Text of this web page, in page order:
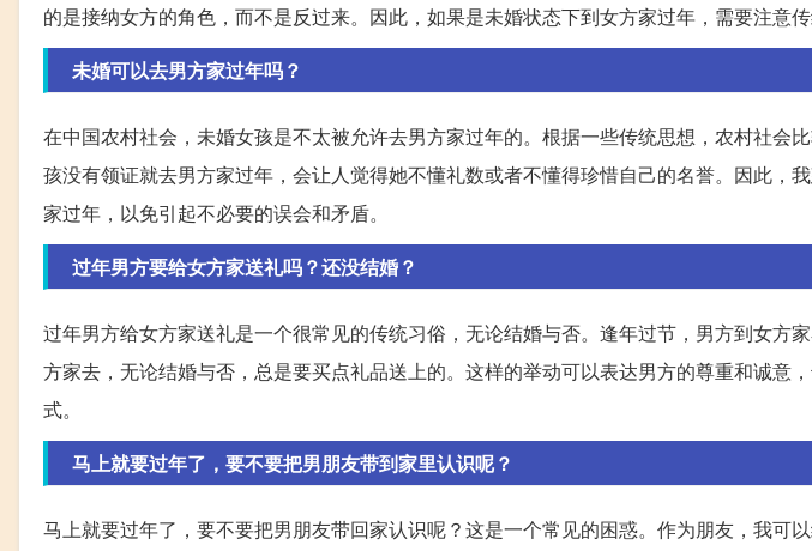
的是接纳女方的角色，而不是反过来。因此，如果是未婚状态下到女方家过年，需要注意传
未婚可以去男方家过年吗？
在中国农村社会，未婚女孩是不太被允许去男方家过年的。根据一些传统思想，农村社会
孩没有领证就去男方家过年，会让人觉得她不懂礼数或者不懂得珍惜自己的名誉。因此，
家过年，以免引起不必要的误会和矛盾。
过年男方要给女方家送礼吗？还没结婚？
过年男方给女方家送礼是一个很常见的传统习俗，无论结婚与否。逢年过节，男方到女方
方家去，无论结婚与否，总是要买点礼品送上的。这样的举动可以表达男方的尊重和诚意
式。
马上就要过年了，要不要把男朋友带到家里认识呢？
马上就要过年了，要不要把男朋友带回家认识呢？这是一个常见的困惑。作为朋友，我可